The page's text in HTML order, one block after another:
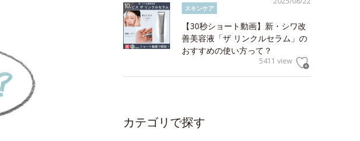
スキンケア
【30秒ショート動画】新・シワ改
善美容液「ザ リンクルセラム」の
おすすめの使い方って？
5411 view
カテゴリで探す